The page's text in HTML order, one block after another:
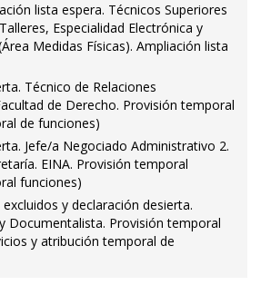
lista espera. Técnicos Superiores
Especialidad Electrónica y
Medidas Físicas). Ampliación lista
Técnico de Relaciones
de Derecho. Provisión temporal
de funciones)
Jefe/a Negociado Administrativo 2.
EINA. Provisión temporal
funciones)
y declaración desierta.
Documentalista. Provisión temporal
y atribución temporal de